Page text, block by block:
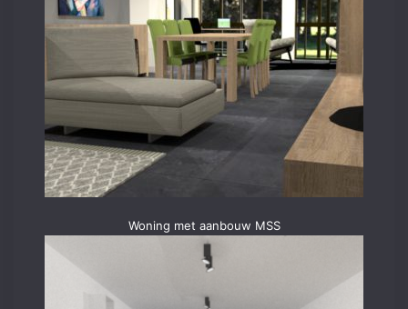
Woning met aanbouw MSS